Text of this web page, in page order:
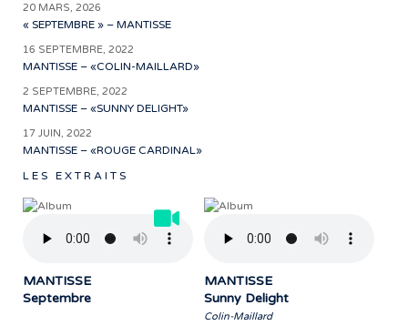
20 MARS, 2026
« SEPTEMBRE » – MANTISSE
16 SEPTEMBRE, 2022
MANTISSE – «COLIN-MAILLARD»
2 SEPTEMBRE, 2022
MANTISSE – «SUNNY DELIGHT»
17 JUIN, 2022
MANTISSE – «ROUGE CARDINAL»
LES EXTRAITS
MANTISSE
Septembre
MANTISSE
Sunny Delight
Colin-Maillard